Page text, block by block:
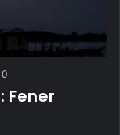
0
Fener